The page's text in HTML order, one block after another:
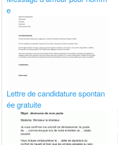
e
Lettre de candidature spontan
ée gratuite